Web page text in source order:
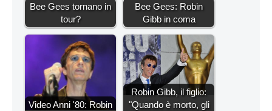
Bee Gees tornano in
tour?
Bee Gees: Robin
Gibb in coma
Video Anni '80: Robin
Robin Gibb, il figlio:
"Quando è morto, gli